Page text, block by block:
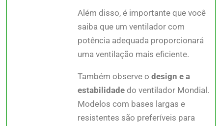
Além disso, é importante que você
saiba que um ventilador com
potência adequada proporcionará
uma ventilação mais eficiente.
Também observe odesign e a
estabilidade do ventilador Mondial.
Modelos com bases largas e
resistentes são preferíveis para